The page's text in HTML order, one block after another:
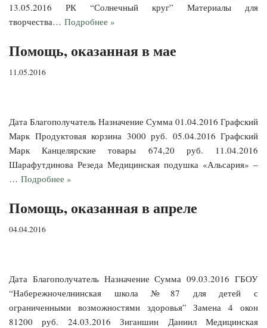
13.05.2016 РК “Солнечный круг” Материалы для
творчества… Подробнее »
Помощь, оказанная в мае
11.05.2016
Дата Благополучатель Назначение Сумма 01.04.2016 Графский
Марк Продуктовая корзина 3000 руб. 05.04.2016 Графский
Марк Канцелярские товары 674,20 руб. 11.04.2016
Шарафутдинова Резеда Медицинская подушка «Альсария» –
… Подробнее »
Помощь, оказанная в апреле
04.04.2016
Дата Благополучатель Назначение Сумма 09.03.2016 ГБОУ
“Набережночелнинская школа №87 для детей с
ограниченными возможностями здоровья” Замена 4 окон
81200 руб. 24.03.2016 Зиганшин Даниил Медицинская